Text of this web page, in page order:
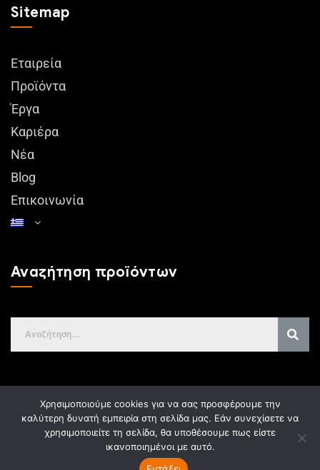
Sitemap
Εταιρεία
Προϊόντα
Έργα
Καριέρα
Νέα
Blog
Επικοινωνία
Αναζήτηση προϊόντων
Gama Advertising
Δήλωση GDPR
Χρησιμοποιούμε cookies για να σας προσφέρουμε την
καλύτερη δυνατή εμπειρία στη σελίδα μας. Εάν συνεχίσετε να
χρησιμοποιείτε τη σελίδα, θα υποθέσουμε πως είστε
ικανοποιημένοι με αυτό.